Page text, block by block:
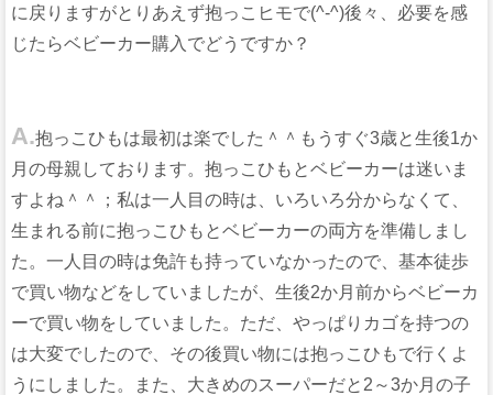
に戻りますがとりあえず抱っこヒモで(^-^)後々、必要を感
じたらベビーカー購入でどうですか？
A.抱っこひもは最初は楽でした＾＾もうすぐ3歳と生後1か
月の母親しております。抱っこひもとベビーカーは迷いま
すよね＾＾；私は一人目の時は、いろいろ分からなくて、
生まれる前に抱っこひもとベビーカーの両方を準備しまし
た。一人目の時は免許も持っていなかったので、基本徒歩
で買い物などをしていましたが、生後2か月前からベビーカ
ーで買い物をしていました。ただ、やっぱりカゴを持つの
は大変でしたので、その後買い物には抱っこひもで行くよ
うにしました。また、大きめのスーパーだと2～3か月の子